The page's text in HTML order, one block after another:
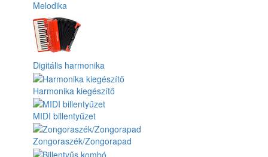
Melodika
Digitális harmonika
Harmonika kiegészítő
MIDI billentyűzet
Zongoraszék/Zongorapad